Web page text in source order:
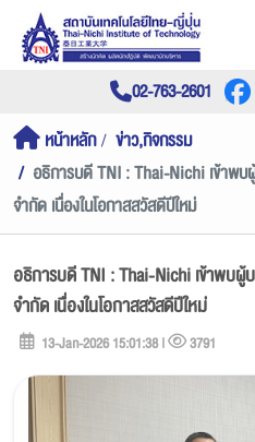
02-763-2601
หน้าหลัก
ข่าว,กิจกรรม
อธิการบดี TNI : Thai-Nichi เข้าพบ
จำกัด เนื่องในโอกาสสวัสดีปีใหม่
อธิการบดี TNI : Thai-Nichi เข้าพบผู้
จำกัด เนื่องในโอกาสสวัสดีปีใหม่
13-Jan-2026 15:01:38 | 3791